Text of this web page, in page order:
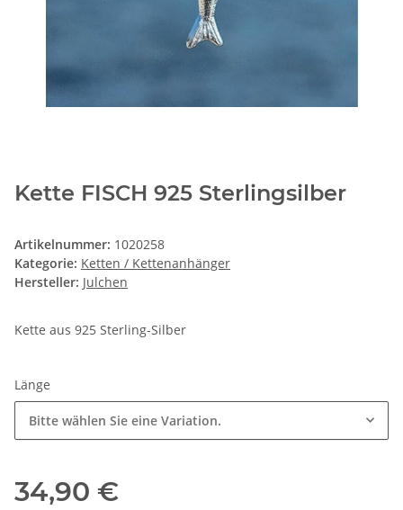
Kette FISCH 925 Sterlingsilber
Artikelnummer: 1020258
Kategorie: Ketten / Kettenanhänger
Hersteller: Julchen
Kette aus 925 Sterling-Silber
Länge
Bitte wählen Sie eine Variation.
34,90 €